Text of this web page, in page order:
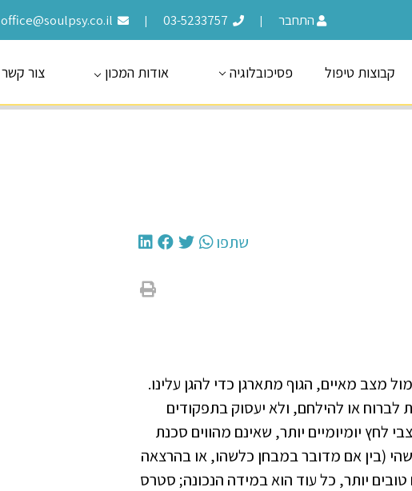
office@soulpsy.co.il | 03-5233757 | התחבר
קבוצות טיפול פסיכובלוגיה אודות המכון צור קשר
שתפו
מצב מאיים, הגוף מתארגן כדי להגן עלינו.
או להילחם, ולא יעסוק בתפקודים
לחץ יומיומיים יותר, שאינם מהווים סכנת
(בין אם מדובר במבחן כלשהו, או בהרצאה
יותר, כל עוד הוא במידה הנכונה; סטרס